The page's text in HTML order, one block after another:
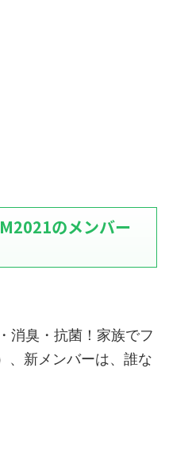
のメンバー
消臭・抗菌！家族でフ
、新メンバーは、誰な